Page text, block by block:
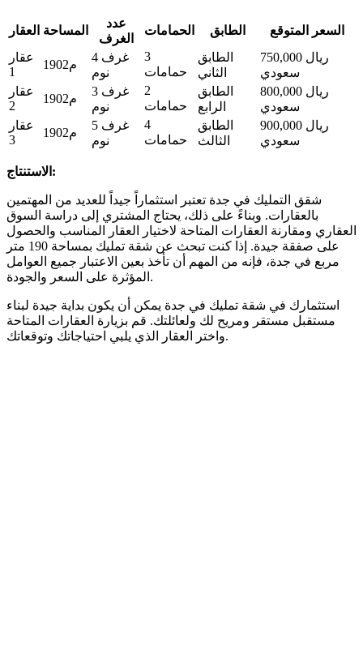
العقار المساحة
عدد
الغرف
الحمامات الطابق
السعر المتوقع
عقار
1
190م2
4 غرف
نوم
3
حمامات
الطابق
الثاني
750,000 ريال
سعودي
عقار
2
190م2
3 غرف
نوم
2
حمامات
الطابق
الرابع
800,000 ريال
سعودي
عقار
3
190م2
5 غرف
نوم
4
حمامات
الطابق
الثالث
900,000 ريال
سعودي
الاستنتاج:
شقق التمليك في جدة تعتبر استثماراً جيداً للعديد من المهتمين
بالعقارات. وبناءً على ذلك، يحتاج المشتري إلى دراسة السوق
العقاري ومقارنة العقارات المتاحة لاختيار العقار المناسب والحصول
على صفقة جيدة. إذا كنت تبحث عن شقة تمليك بمساحة 190 متر
مربع في جدة، فإنه من المهم أن تأخذ بعين الاعتبار جميع العوامل
المؤثرة على السعر والجودة.
استثمارك في شقة تمليك في جدة يمكن أن يكون بداية جيدة لبناء
مستقبل مستقر ومريح لك ولعائلتك. قم بزيارة العقارات المتاحة
واختر العقار الذي يلبي احتياجاتك وتوقعاتك.